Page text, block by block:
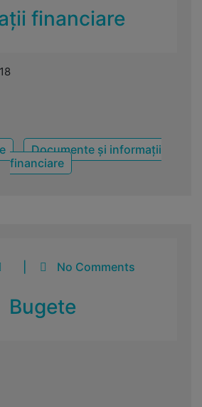
financiare
Documente și informații
financiare
No Comments
Bugete